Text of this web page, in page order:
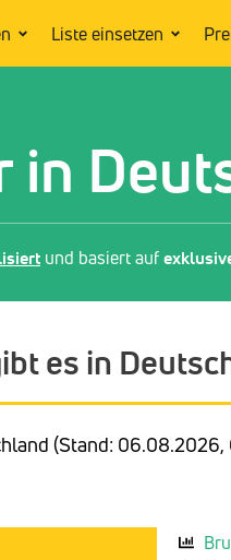
Liste einsetzen
in
und basiert auf
es in
(Stand: